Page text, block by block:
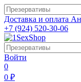
Доставка и оплата
+7 (924) 520-30-06
Войти
0
0 ₽